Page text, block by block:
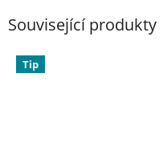
Související produkty
Tip